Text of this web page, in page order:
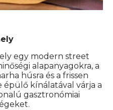
egy modern street
alapanyagokra, a
húsra és a frissen
kínálatával várja a
gasztronómiai